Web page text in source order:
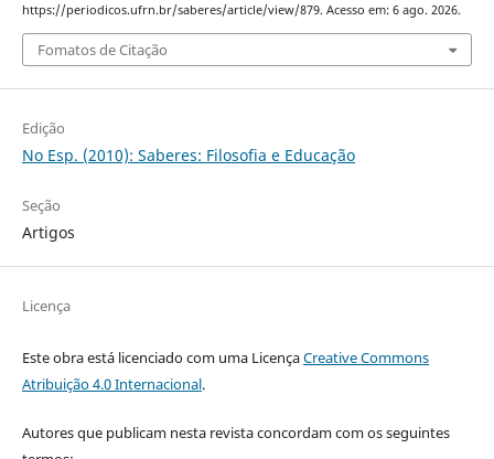
https://periodicos.ufrn.br/saberes/article/view/879. Acesso em: 6 ago. 2026.
Fomatos de Citação
Edição
No Esp. (2010): Saberes: Filosofia e Educação
Seção
Artigos
Licença
Este obra está licenciado com uma LicençaCreative Commons
Atribuição 4.0 Internacional.
Autores que publicam nesta revista concordam com os seguintes